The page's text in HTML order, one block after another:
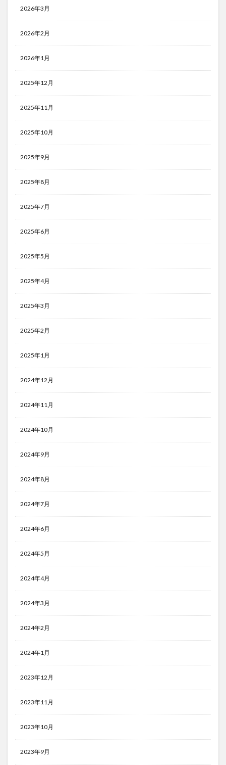
2026年3月
2026年2月
2026年1月
2025年12月
2025年11月
2025年10月
2025年9月
2025年8月
2025年7月
2025年6月
2025年5月
2025年4月
2025年3月
2025年2月
2025年1月
2024年12月
2024年11月
2024年10月
2024年9月
2024年8月
2024年7月
2024年6月
2024年5月
2024年4月
2024年3月
2024年2月
2024年1月
2023年12月
2023年11月
2023年10月
2023年9月